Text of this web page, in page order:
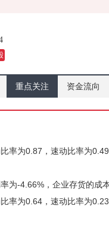
重点关注 资金流向
率为0.87，速动比率为
为-4.66%，企业存货的成
率为0.64，速动比率为